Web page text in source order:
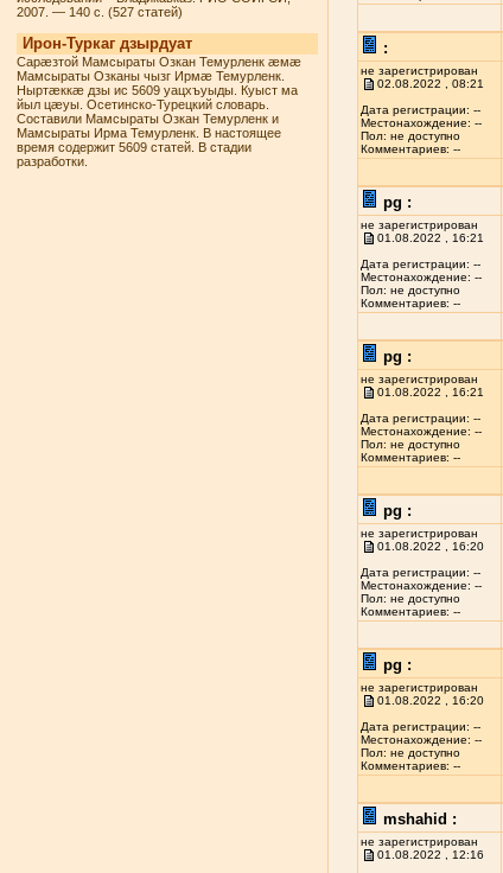
2007. — 140 с. (527 статей)
Ирон-Туркаг дзырдуат
Сарæзтой Мамсыраты Озкан Темурленк æмæ
Мамсыраты Озканы чызг Ирмæ Темурленк.
Ныртæккæ дзы ис 5609 уацхъуыды. Куыст ма
йыл цæуы. Осетинско-Турецкий словарь.
Составили Мамсыраты Озкан Темурленк и
Мамсыраты Ирма Темурленк. В настоящее
время содержит 5609 статей. В стадии
разработки.
:
не зарегистрирован
02.08.2022 , 08:21
Дата регистрации: --
Местонахождение: --
Пол: не доступно
Комментариев: --
pg :
не зарегистрирован
01.08.2022 , 16:21
Дата регистрации: --
Местонахождение: --
Пол: не доступно
Комментариев: --
pg :
не зарегистрирован
01.08.2022 , 16:21
Дата регистрации: --
Местонахождение: --
Пол: не доступно
Комментариев: --
pg :
не зарегистрирован
01.08.2022 , 16:20
Дата регистрации: --
Местонахождение: --
Пол: не доступно
Комментариев: --
pg :
не зарегистрирован
01.08.2022 , 16:20
Дата регистрации: --
Местонахождение: --
Пол: не доступно
Комментариев: --
mshahid :
не зарегистрирован
01.08.2022 , 12:16